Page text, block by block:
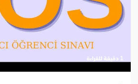
‫1 دقيقة للقراءة